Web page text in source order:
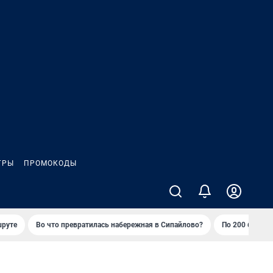
ПРОМОКОДЫ
Во что превратилась набережная в Сипайлово? По 200